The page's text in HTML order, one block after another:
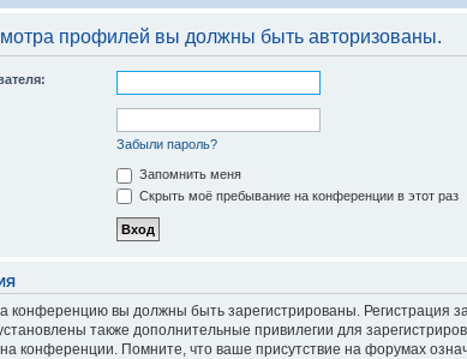
профилей вы должны быть авторизованы.
Забыли пароль?
Запомнить меня
Скрыть моё пребывание на конференции в этот раз
конференцию вы должны быть зарегистрированы. Регистрация
также дополнительные привилегии для
конференции. Помните, что ваше присутствие на форумах